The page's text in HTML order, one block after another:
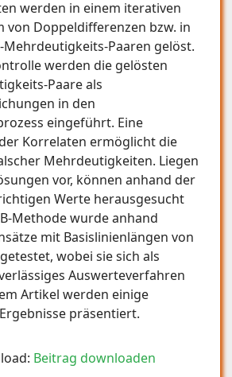
werden in einem iterativen
von Doppeldifferenzen bzw. in
Mehrdeutigkeits-Paaren gelöst.
werden die gelösten
Paare als
in den
eingeführt. Eine
Korrelaten ermöglicht die
Mehrdeutigkeiten. Liegen
vor, können anhand der
Werte herausgesucht
Methode wurde anhand
mit Basislinienlängen von
wobei sie sich als
Auswerteverfahren
Artikel werden einige
präsentiert.
Beitrag downloaden